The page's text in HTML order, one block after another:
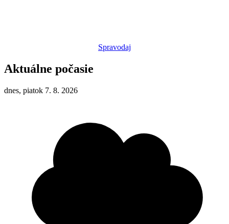
Spravodaj
Aktuálne počasie
dnes, piatok 7. 8. 2026